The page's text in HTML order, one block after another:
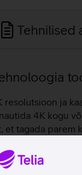
Tehnilised
resolutsioon ja
4K kogu
et tagada
pilt on
teleri
ka erinevatelt